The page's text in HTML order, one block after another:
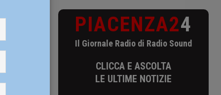
a casa.
PIACENZA24
Il Giornale Radio di Radio Sound
CLICCA E ASCOLTA
LE ULTIME NOTIZIE